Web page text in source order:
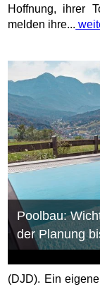
Hoffnung, ihrer
melden ihre...
Poolbau:
der Planung
(DJD). Ein